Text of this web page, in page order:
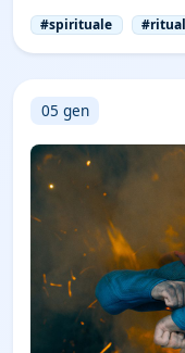
#spirituale
05 gen